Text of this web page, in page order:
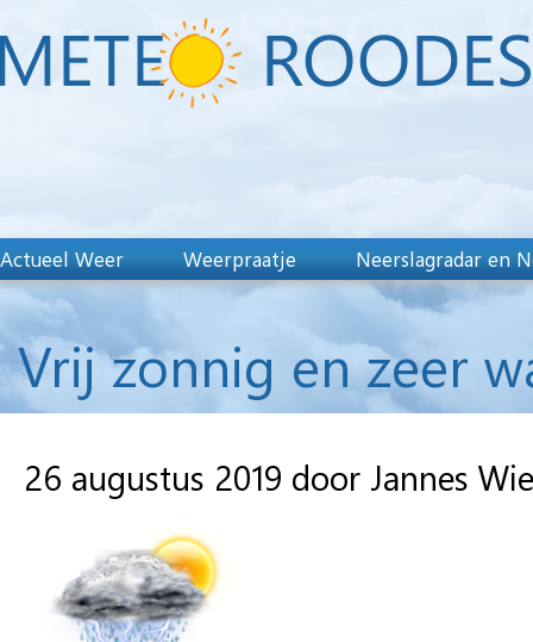
Actueel Weer Weerpraatje Neerslagradar en
Vrij zonnig en zeer
26 augustus 2019 door Jannes